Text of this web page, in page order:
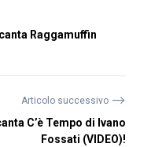
Raggamuffin
Articolo successivo ⟶
C’è Tempo di Ivano
Fossati (VIDEO)!